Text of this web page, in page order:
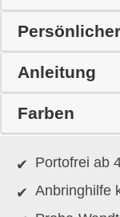
Anleitung
Farben
Portofrei ab
Anbringhilfe